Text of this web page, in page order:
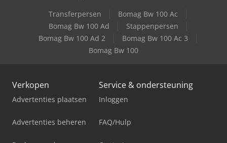
Transferpersen
Bomag Bw 100 Ac
Bomag Bw 100 Ad
Stappenpersen
Bomag Bw 100 Ad 2
Bomag Bw 100 Ac 3
Bomag Bw 100
Verkopen
Advertenties plaatsen
Advertenties beheren
Service & ondersteuning
Inloggen
FAQ/Hulp